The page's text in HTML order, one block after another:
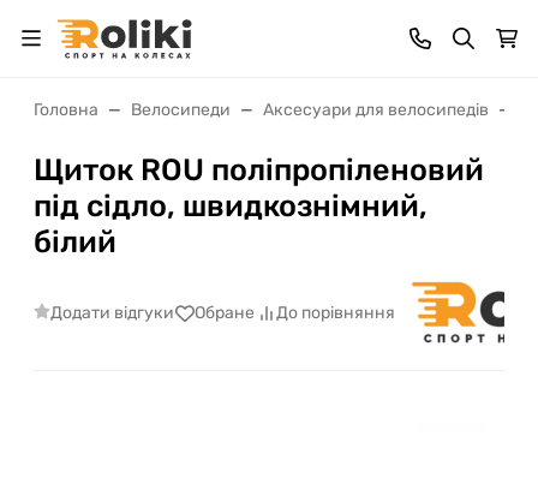
Головна Велосипеди Аксесуари для велосипедів
Щиток ROU поліпропіленовий
під сідло, швидкознімний,
білий
Додати відгуки Обране До порівняння